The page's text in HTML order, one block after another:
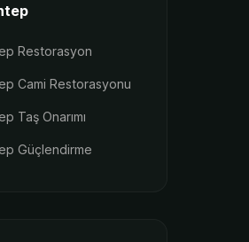
Restorasyon
Cami Restorasyonu
Taş Onarımı
Güçlendirme